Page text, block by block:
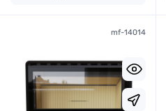
mf-14014